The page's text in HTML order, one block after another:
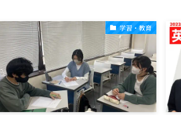
学習・教育